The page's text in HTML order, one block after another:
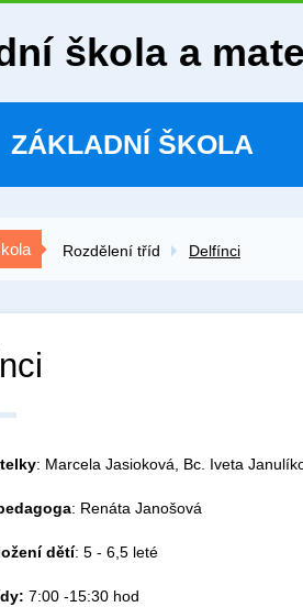
škola a
ZÁKLADNÍ ŠKOLA
Rozdělení tříd Delfínci
: Marcela Jasioková, Bc. Iveta
: Renáta Janošová
dětí: 5 - 6,5 leté
7:00 -15:30 hod